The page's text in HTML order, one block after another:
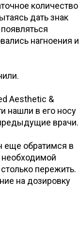
количество
дать знак
нагноения и
Aesthetic &
нашли в его носу
врачи.
еще обратимся в
необходимой
пережить.
на дозировку